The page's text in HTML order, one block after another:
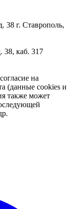
38 г. Ставрополь,
38, каб. 317
на
(данные cookies и
также может